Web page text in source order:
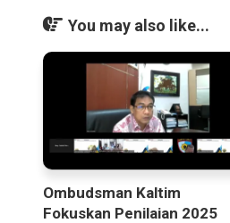
You may also like...
Ombudsman Kaltim
Fokuskan Penilaian 2025